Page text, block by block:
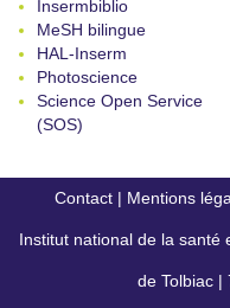
Insermbiblio
MeSH bilingue
HAL-Inserm
Photoscience
Science Open Service
(SOS)
Contact | Mentions
Institut national de la santé
de Tolbiac |